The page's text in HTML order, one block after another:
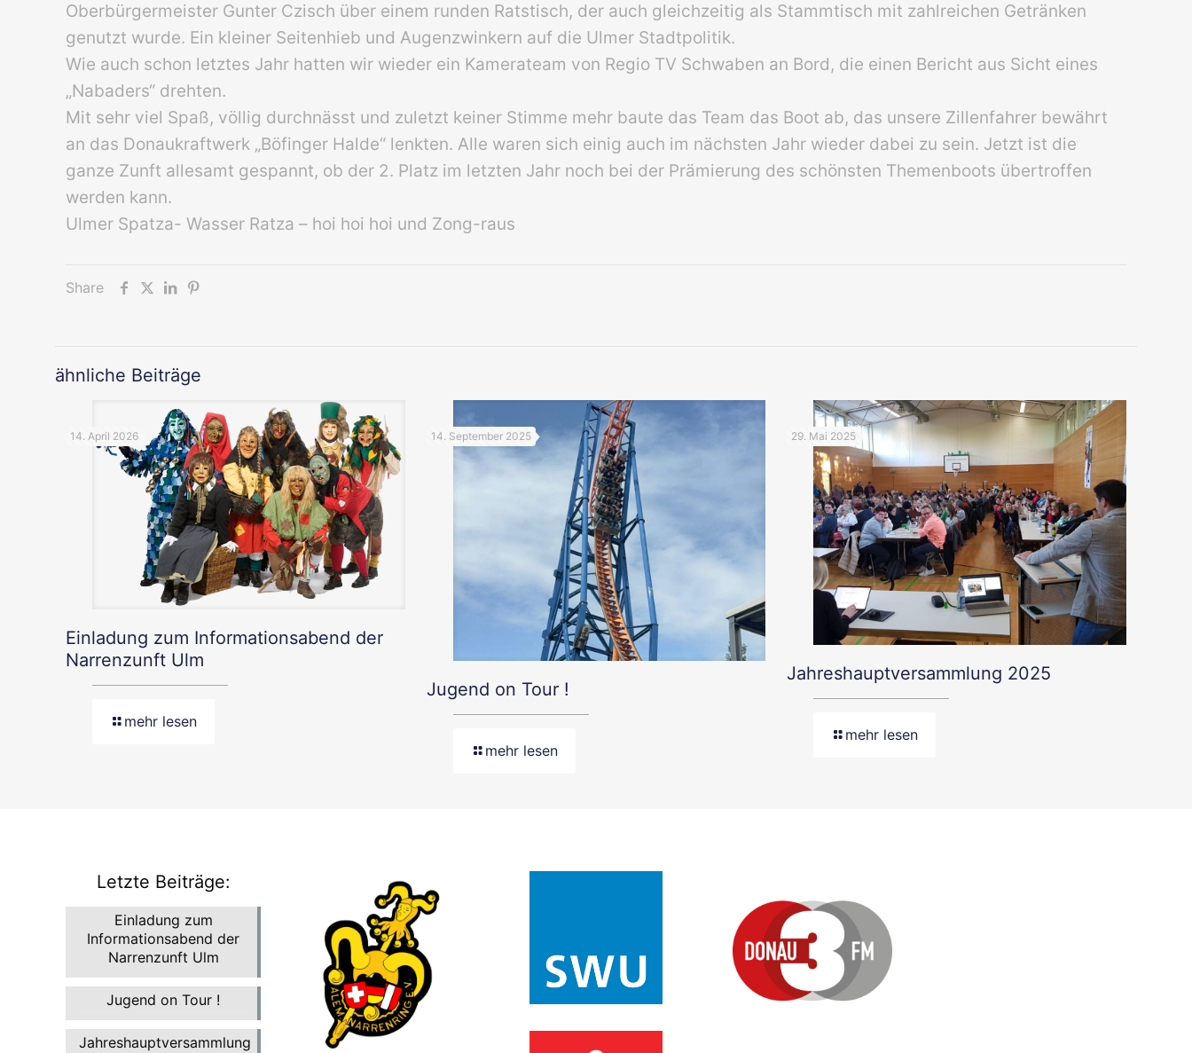
Oberbürgermeister Gunter Czisch über einem runden Ratstisch, der auch gleichzeitig als Stammtisch mit zahlreichen Getränken
genutzt wurde. Ein kleiner Seitenhieb und Augenzwinkern auf die Ulmer Stadtpolitik.
Wie auch schon letztes Jahr hatten wir wieder ein Kamerateam von Regio TV Schwaben an Bord, die einen Bericht aus Sicht eines
„Nabaders“ drehten.
Mit sehr viel Spaß, völlig durchnässt und zuletzt keiner Stimme mehr baute das Team das Boot ab, das unsere Zillenfahrer bewährt
an das Donaukraftwerk „Böfinger Halde“ lenkten. Alle waren sich einig auch im nächsten Jahr wieder dabei zu sein. Jetzt ist die
ganze Zunft allesamt gespannt, ob der 2. Platz im letzten Jahr noch bei der Prämierung des schönsten Themenboots übertroffen
werden kann.
Ulmer Spatza- Wasser Ratza – hoi hoi hoi und Zong-raus
Share
ähnliche Beiträge
14. April 2026
Einladung zum Informationsabend der
Narrenzunft Ulm
mehr lesen
14. September 2025
Jugend on Tour !
mehr lesen
29. Mai 2025
Jahreshauptversammlung 2025
mehr lesen
Letzte Beiträge:
Einladung zum
Informationsabend der
Narrenzunft Ulm
Jugend on Tour !
Jahreshauptversammlung